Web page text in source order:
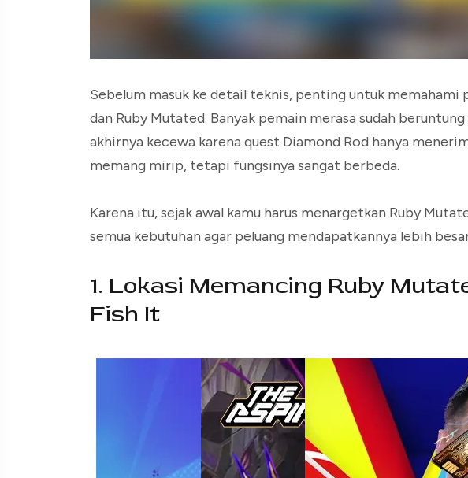
Sebelum masuk ke detail teknis, penting untuk memahami
dan Ruby Mutated. Banyak pemain merasa sudah
akhirnya kecewa karena quest Diamond Rod hanya
memang mirip, tetapi fungsinya sangat berbeda.
Karena itu, sejak awal kamu harus menargetkan Ruby
semua kebutuhan agar peluang mendapatkannya lebih
1. Lokasi Memancing Ruby
Fish It